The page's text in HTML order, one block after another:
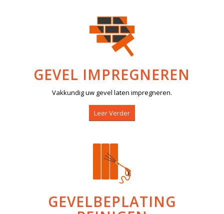
GEVEL IMPREGNEREN
Vakkundig uw gevel laten impregneren.
Leer Verder
GEVELBEPLATING